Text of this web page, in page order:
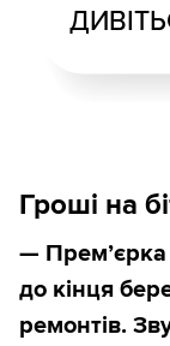
Гроші на
—
до кінця
ремонтів.